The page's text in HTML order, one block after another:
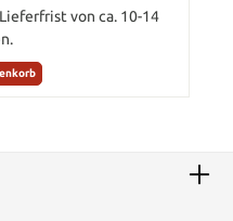
von ca. 10-14